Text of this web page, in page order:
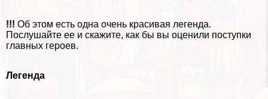
!!! Об этом есть одна очень красивая легенда.
Послушайте ее и скажите, как бы вы оценили поступки
главных героев.
Легенда